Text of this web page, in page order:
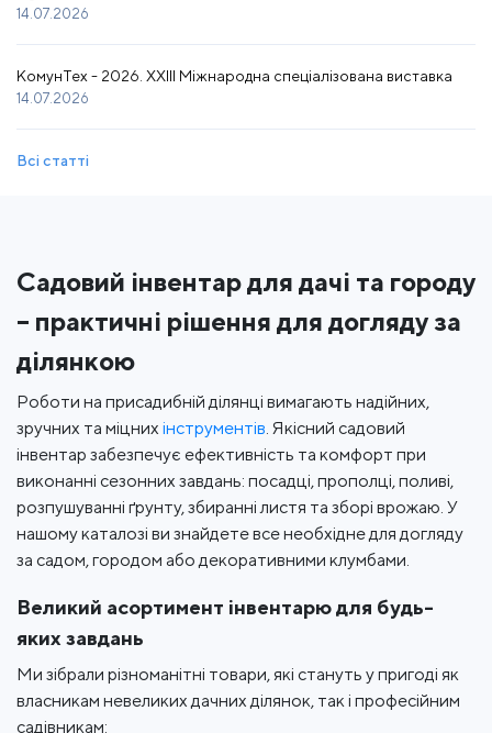
14.07.2026
КомунТех - 2026. XXIII Міжнародна спеціалізована виставка
14.07.2026
Всі статті
Садовий інвентар для дачі та городу
– практичні рішення для догляду за
ділянкою
Роботи на присадибній ділянці вимагають надійних,
зручних та міцних інструментів. Якісний садовий
інвентар забезпечує ефективність та комфорт при
виконанні сезонних завдань: посадці, прополці, поливі,
розпушуванні ґрунту, збиранні листя та зборі врожаю. У
нашому каталозі ви знайдете все необхідне для догляду
за садом, городом або декоративними клумбами.
Великий асортимент інвентарю для будь-
яких завдань
Ми зібрали різноманітні товари, які стануть у пригоді як
власникам невеликих дачних ділянок, так і професійним
садівникам: